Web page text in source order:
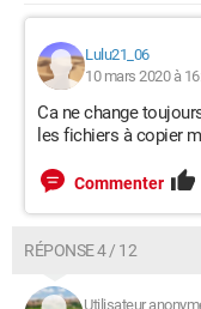
Lulu21_06
10 mars 2020 à
Ca ne change
les fichiers à copier
Commenter
RÉPONSE 4 / 12
Utilisateur